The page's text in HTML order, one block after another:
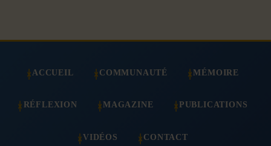
ACCUEIL COMMUNAUTÉ MÉMOIRE
RÉFLEXION MAGAZINE PUBLICATIONS
VIDÉOS CONTACT